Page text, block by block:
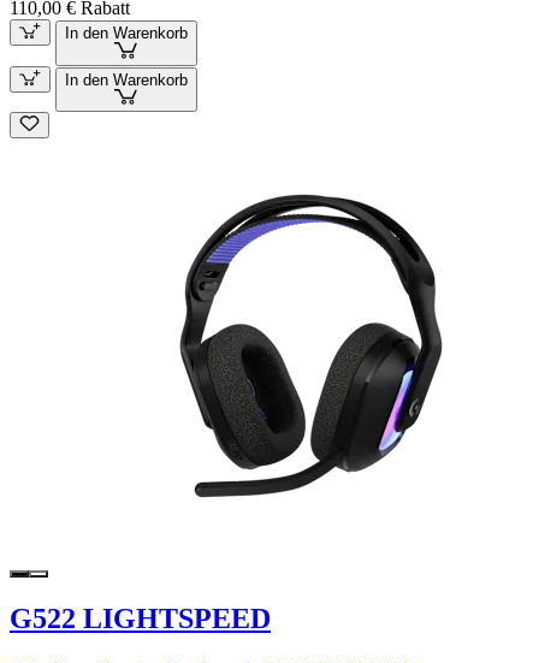
110,00 € Rabatt
In den Warenkorb
In den Warenkorb
G522 LIGHTSPEED